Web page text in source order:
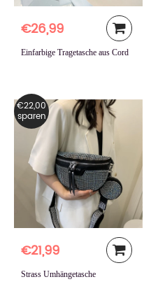
€26,99
Einfarbige Tragetasche aus Cord
€22,00
sparen
€21,99
Strass Umhängetasche